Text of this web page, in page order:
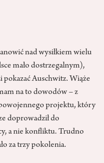
nad wysiłkiem wielu
mało dostrze­galnym),
pokazać Auschwitz. Wiąże
na to dowodów – z
projektu, który
doprowadził do
a nie konfliktu. Trudno
za trzy pokolenia.